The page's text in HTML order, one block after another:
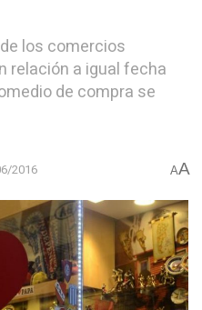
los comercios
relación a igual fecha
de compra se
2016 AA